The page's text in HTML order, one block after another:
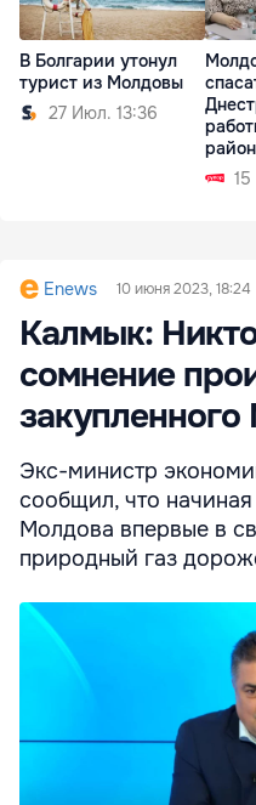
В Болгарии утонул
турист из Молдовы
27 Июл. 13:36
Enews 10 июня 2023, 18:24
Калмык:
сомнение
Экс-министр
сообщил, что
Молдова впервые в
природный газ